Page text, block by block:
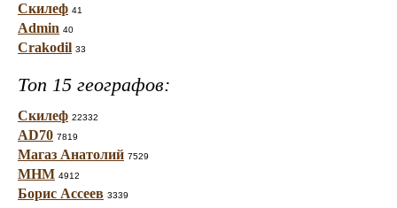
Скилеф 41
Admin 40
Crakodil 33
Топ 15 географов:
Скилеф 22332
AD70 7819
Магаз Анатолий 7529
МНМ 4912
Борис Ассеев 3339